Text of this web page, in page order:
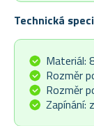
Technická
Materiál:
Rozměr
Rozměr
Zapínání: